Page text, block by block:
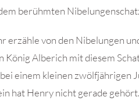
berühmten
erzähle von den Nibelungen
König Alberich mit diesem
einem kleinen zwölfjährigen
hat Henry nicht gerade gehört.